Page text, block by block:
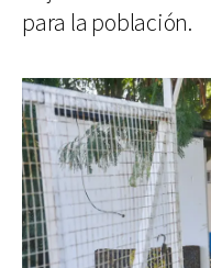
para la población.